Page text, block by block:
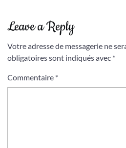
Leave a Reply
Votre adresse de messagerie ne
obligatoires sont indiqués avec *
Commentaire *